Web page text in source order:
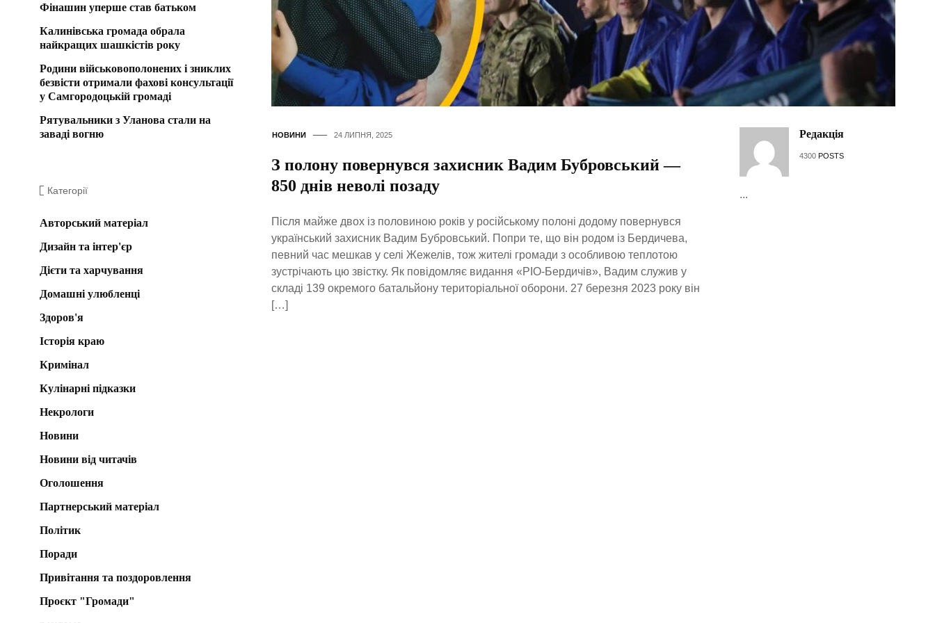
НОВИНИ 24 ЛИПНЯ, 2025
З полону повернувся захисник Вадим Бубровський —
850 днів неволі позаду
Після майже двох із половиною років у російському полоні додому повернувся
український захисник Вадим Бубровський. Попри те, що він родом із Бердичева,
певний час мешкав у селі Жежелів, тож жителі громади з особливою теплотою
зустрічають цю звістку. Як повідомляє видання «РІО-Бердичів», Вадим служив у
складі 139 окремого батальйону територіальної оборони. 27 березня 2023 року він
[…]
Редакція
4300 POSTS
...
Фінашин уперше став батьком
Калинівська громада обрала
найкращих шашкістів року
Родини військовополонених і зниклих
безвісти отримали фахові консультації
у Самгородоцькій громаді
Рятувальники з Уланова стали на
заваді вогню
Категорії
Авторський матеріал
Дизайн та інтер'єр
Дієти та харчування
Домашні улюбленці
Здоров'я
Історія краю
Кримінал
Кулінарні підказки
Некрологи
Новини
Новини від читачів
Оголошення
Партнерський матеріал
Політик
Поради
Привітання та поздоровлення
Проєкт "Громади"